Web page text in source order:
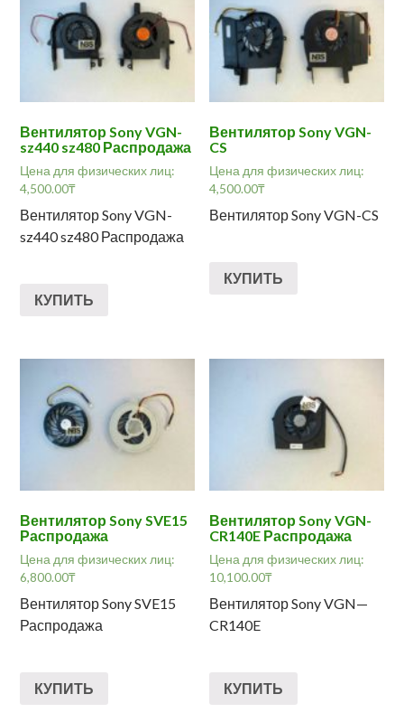
Вентилятор Sony VGN-
sz440 sz480 Распродажа
Цена для физических лиц:
4,500.00₸
Вентилятор Sony VGN-
sz440 sz480 Распродажа
КУПИТЬ
Вентилятор Sony VGN-
CS
Цена для физических лиц:
4,500.00₸
Вентилятор Sony VGN-CS
КУПИТЬ
Вентилятор Sony SVE15
Распродажа
Цена для физических лиц:
6,800.00₸
Вентилятор Sony SVE15
Распродажа
КУПИТЬ
Вентилятор Sony VGN-
CR140E Распродажа
Цена для физических лиц:
10,100.00₸
Вентилятор Sony VGN—
CR140E
КУПИТЬ